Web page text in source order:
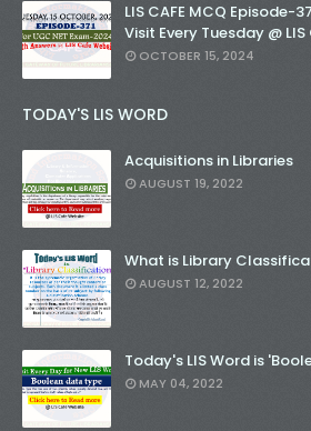
LIS CAFE MCQ Episode-
Visit Every Tuesday @
OCTOBER 15, 2024
TODAY'S LIS WORD
Acquisitions in Libraries
AUGUST 19, 2022
What is Library
AUGUST 12, 2022
Today's LIS Word is
MAY 04, 2022